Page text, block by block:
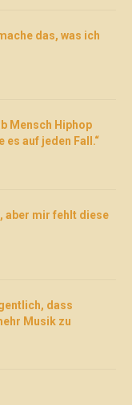
das, was ich
Mensch Hiphop
es auf jeden Fall.“
aber mir fehlt diese
dass
Musik zu